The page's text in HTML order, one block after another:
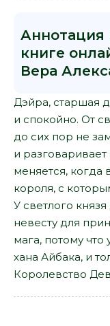
Аннотация
книге
Вера
Дэйра, старшая
и спокойно. От
до сих пор не
и
меняется,
короля, с
У светлого
невесту для
мага, потому что
хана Айбака, и
Королевство